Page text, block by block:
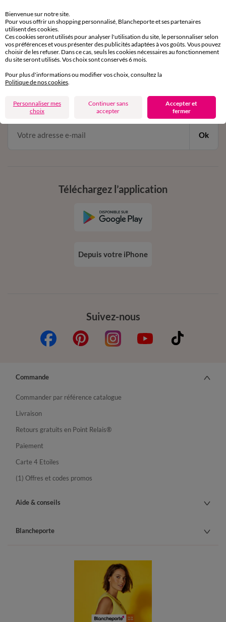
Service clients
par chat et par téléphone
de 8h00 à 20h00 du lundi au samedi
11€ Offerts
en vous inscrivant à la newsletter
dès 20€ d’achat
conditions dans votre email de confirmation
Ok
Suivez-nous
Téléchargez l’application
Depuis votre iPhone
Commande
Commander par référence catalogue
Livraison
Retours gratuits en Point Relais®
Paiement
Carte 4 Etoiles
(1) Offres et codes promos
Aide & conseils
Blancheporte
Bienvenue sur notre site.
Pour vous offrir un shopping personnalisé, Blancheporte et ses partenaires
utilisent des cookies.
Ces cookies seront utilisés pour analyser l'utilisation du site, le personnaliser selon
vos préférences et vous présenter des publicités adaptées à vos goûts. Vous pouvez
choisir de les refuser. Dans ce cas, seuls les cookies nécessaires au fonctionnement
du site seront utilisés. Vos choix sont conservés 6 mois.
Pour plus d'informations ou modifier vos choix, consultez la
Politique de nos cookies
Personnaliser mes
choix
Continuer sans
accepter
Accepter et
fermer